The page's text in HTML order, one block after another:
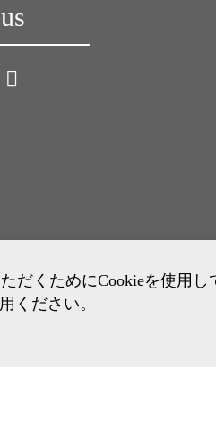
だくためにCookieを使用し
ください。